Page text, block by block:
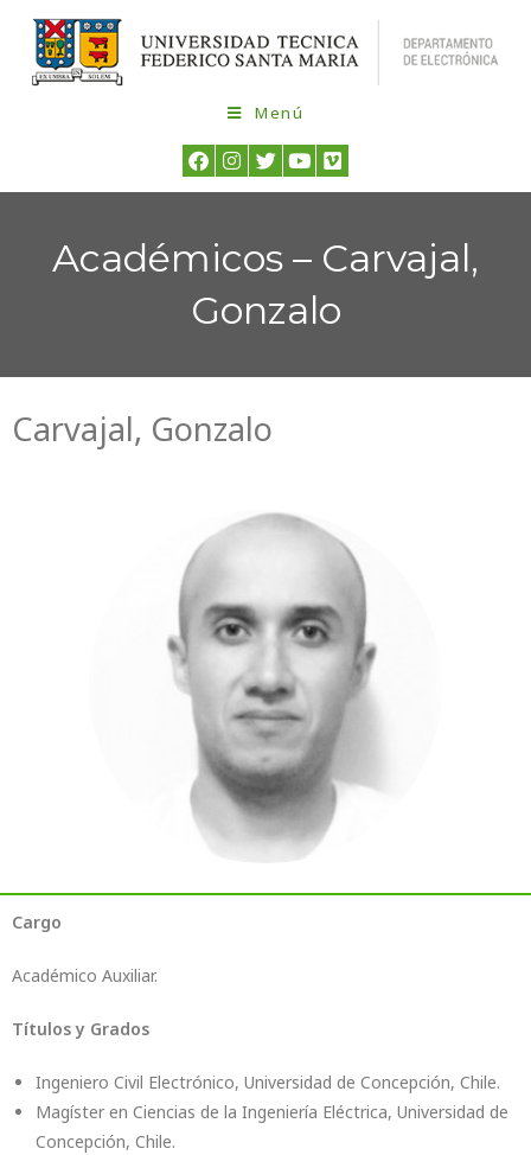
Menú
Académicos – Carvajal,
Gonzalo
Carvajal, Gonzalo
Cargo
Académico Auxiliar.
Títulos y Grados
Ingeniero Civil Electrónico, Universidad de Concepción, Chile.
Magíster en Ciencias de la Ingeniería Eléctrica, Universidad de
Concepción, Chile.